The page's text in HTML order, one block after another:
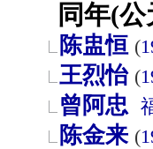
同年(公元
陈盅恒 (
王烈怡 (
曾阿忠
陈金来 (